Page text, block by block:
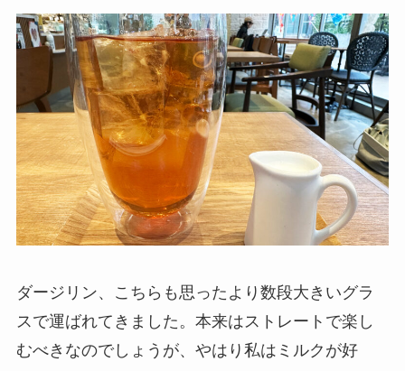
ダージリン、こちらも思ったより数段大きいグラ
スで運ばれてきました。本来はストレートで楽し
むべきなのでしょうが、やはり私はミルクが好